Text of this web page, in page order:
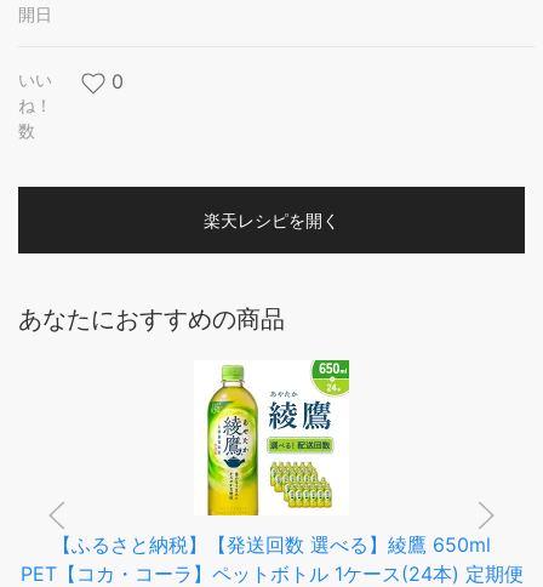
開日
いい
ね！
数
0
楽天レシピを開く
あなたにおすすめの商品
【ふるさと納税】【発送回数 選べる】綾鷹 650ml
PET【コカ・コーラ】ペットボトル 1ケース(24本) 定期便